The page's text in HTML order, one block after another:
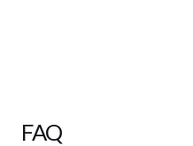
FAQ